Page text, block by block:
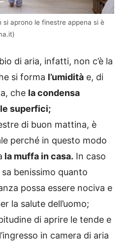
si aprono le finestre appena si è
di aria, infatti, non c’è la
si forma l’umidità e, di
che la condensa
superfici;
di buon mattina, è
perché in questo modo
la muffa in casa. In caso
benissimo quanto
possa essere nociva e
la salute dell’uomo;
di aprire le tende e
in camera di aria